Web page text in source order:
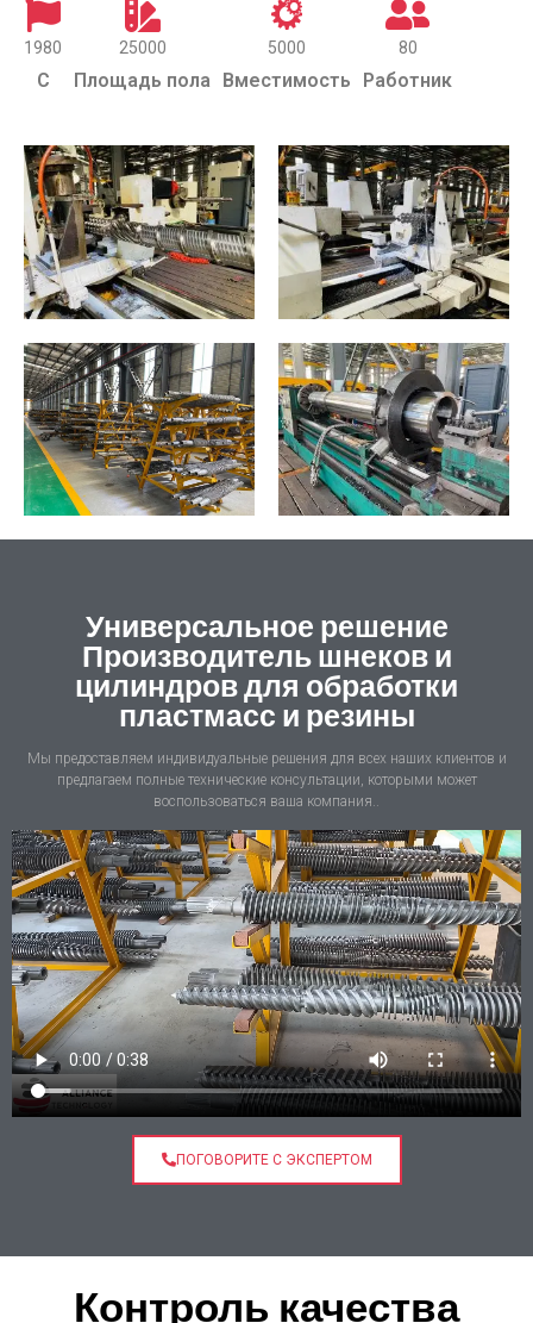
1980
С
25000
Площадь пола
5000
Вместимость
80
Работник
Универсальное решение
Производитель шнеков и
цилиндров для обработки
пластмасс и резины
Мы предоставляем индивидуальные решения для всех наших клиентов и
предлагаем полные технические консультации, которыми может
воспользоваться ваша компания..
ПОГОВОРИТЕ С ЭКСПЕРТОМ
Контроль качества